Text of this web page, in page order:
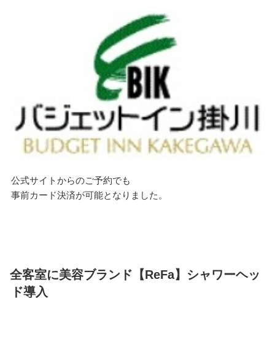
公式サイトからのご予約でも
事前カード決済が可能となりました。
全客室に美容ブランド【ReFa】シャワーヘッ
ド導入